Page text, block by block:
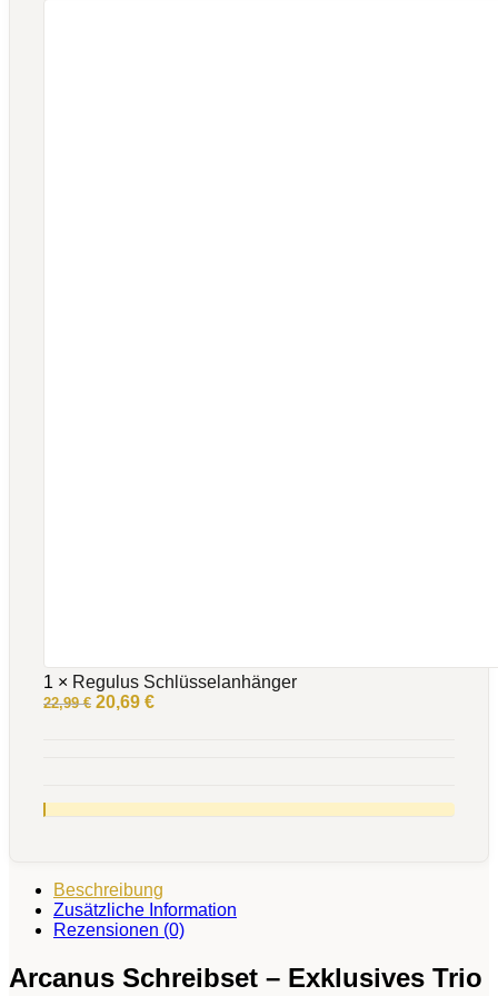
1 × Regulus Schlüsselanhänger
22,99€ Ursprünglicher
20,69 €Aktueller
Beschreibung
Zusätzliche Information
Rezensionen (0)
Arcanus Schreibset – Exklusives Trio